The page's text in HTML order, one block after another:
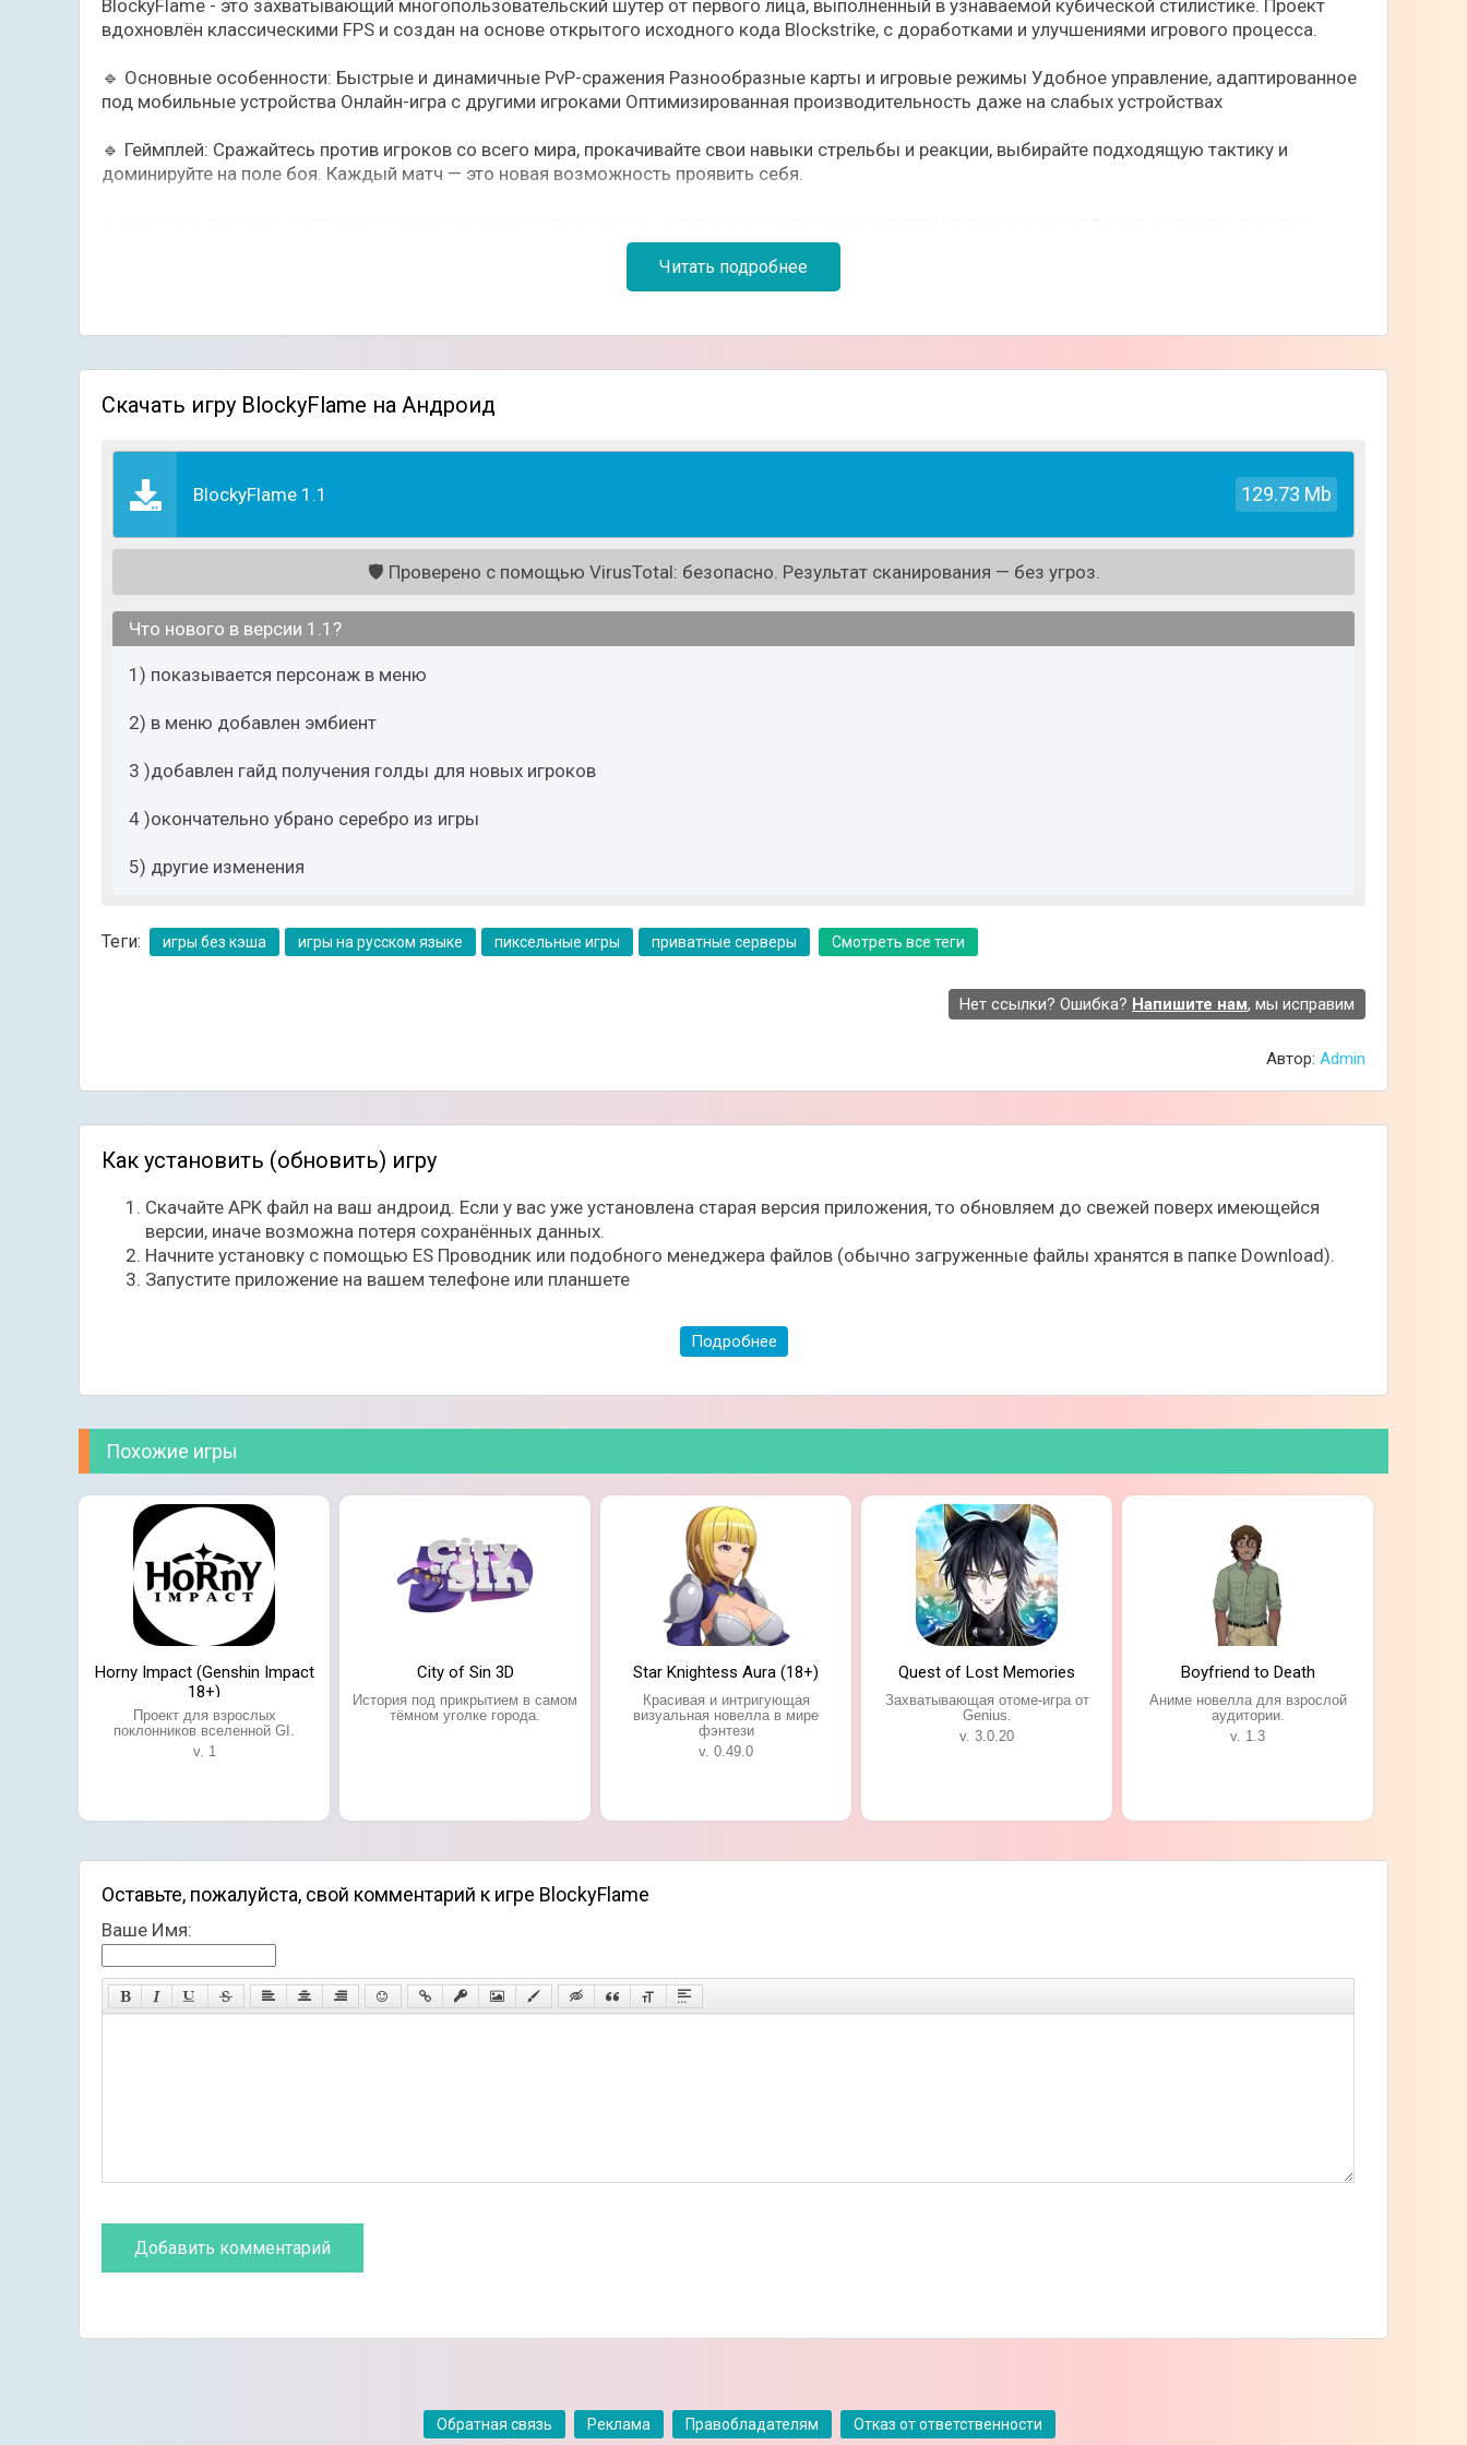
BlockyFlame - это захватывающий многопользовательский шутер от первого лица, выполненный в узнаваемой кубической стилистике. Проект
вдохновлён классическими FPS и создан на основе открытого исходного кода Blockstrike, с доработками и улучшениями игрового процесса.
🔹 Основные особенности: Быстрые и динамичные PvP-сражения Разнообразные карты и игровые режимы Удобное управление, адаптированное
под мобильные устройства Онлайн-игра с другими игроками Оптимизированная производительность даже на слабых устройствах
🔹 Геймплей: Сражайтесь против игроков со всего мира, прокачивайте свои навыки стрельбы и реакции, выбирайте подходящую тактику и
доминируйте на поле боя. Каждый матч — это новая возможность проявить себя.
BlockyFlame постоянно развивается — впереди новые карты, режимы и улучшения!
Читать подробнее
Скачать игру BlockyFlame на Андроид
BlockyFlame 1.1 129.73 Mb
🛡️ Проверено с помощью VirusTotal: безопасно. Результат сканирования — без угроз.
Что нового в версии 1.1?
1) показывается персонаж в меню
2) в меню добавлен эмбиент
3 )добавлен гайд получения голды для новых игроков
4 )окончательно убрано серебро из игры
5) другие изменения
Теги: игры без кэша игры на русском языке пиксельные игры приватные серверы Смотреть все теги
Нет ссылки? Ошибка? Напишите нам, мы исправим
Автор: Admin
Как установить (обновить) игру
Скачайте APK файл на ваш андроид. Если у вас уже установлена старая версия приложения, то обновляем до свежей поверх имеющейся
версии, иначе возможна потеря сохранённых данных.
Начните установку с помощью ES Проводник или подобного менеджера файлов (обычно загруженные файлы хранятся в папке Download).
Запустите приложение на вашем телефоне или планшете
Подробнее
Похожие игры
Horny Impact (Genshin Impact
18+)
Проект для взрослых
поклонников вселенной GI.
v. 1
City of Sin 3D
История под прикрытием в самом
тёмном уголке города.
Star Knightess Aura (18+)
Красивая и интригующая
визуальная новелла в мире
фэнтези
v. 0.49.0
Quest of Lost Memories
Захватывающая отоме-игра от
Genius.
v. 3.0.20
Boyfriend to Death
Аниме новелла для взрослой
аудитории.
v. 1.3
Оставьте, пожалуйста, свой комментарий к игре BlockyFlame
Ваше Имя:
Обратная связь Реклама Правобладателям Отказ от ответственности